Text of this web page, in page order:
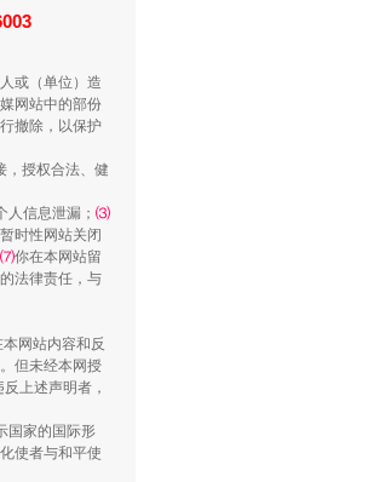
或（单位）造
网站中的部份
撤除，以保护
，授权合法、健
信息泄漏； ⑶
时性网站关闭
⑺你在本网站留
法律责任，与
网站内容和反
但未经本网授
上述声明者，
国家的国际形
使者与和平使